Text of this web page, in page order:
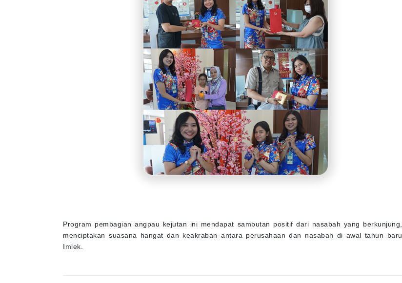
Program pembagian angpau kejutan ini mendapat sambutan positif dari nasabah yang berkunjung,
menciptakan suasana hangat dan keakraban antara perusahaan dan nasabah di awal tahun baru
Imlek.